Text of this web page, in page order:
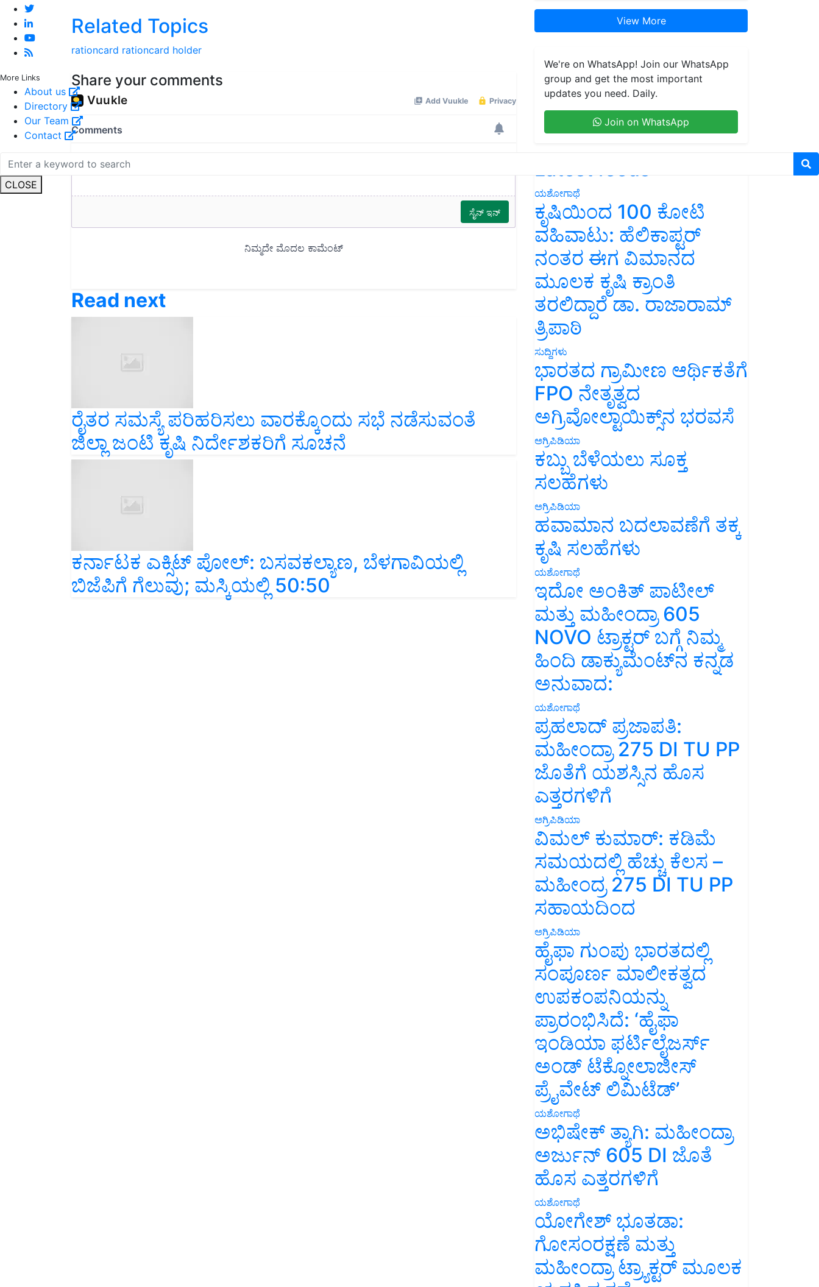
More Links
About us
Directory
Our Team
Contact
CLOSE
Related Topics
rationcard rationcard holder
Share your comments
Read next
ರೈತರ ಸಮಸ್ಯೆ ಪರಿಹರಿಸಲು ವಾರಕ್ಕೊಂದು ಸಭೆ ನಡೆಸುವಂತೆ
ಜಿಲ್ಲಾ ಜಂಟಿ ಕೃಷಿ ನಿರ್ದೇಶಕರಿಗೆ ಸೂಚನೆ
ಕರ್ನಾಟಕ ಎಕ್ಸಿಟ್‌ ಪೋಲ್‌: ಬಸವಕಲ್ಯಾಣ, ಬೆಳಗಾವಿಯಲ್ಲಿ
ಬಿಜೆಪಿಗೆ ಗೆಲುವು; ಮಸ್ಕಿಯಲ್ಲಿ 50:50
View More
We're on WhatsApp! Join our WhatsApp
group and get the most important
updates you need. Daily.
Join on WhatsApp
Latest feeds
ಯಶೋಗಾಥೆ
ಕೃಷಿಯಿಂದ 100 ಕೋಟಿ
ವಹಿವಾಟು: ಹೆಲಿಕಾಪ್ಟರ್
ನಂತರ ಈಗ ವಿಮಾನದ
ಮೂಲಕ ಕೃಷಿ ಕ್ರಾಂತಿ
ತರಲಿದ್ದಾರೆ ಡಾ. ರಾಜಾರಾಮ್
ತ್ರಿಪಾಠಿ
ಸುದ್ದಿಗಳು
ಭಾರತದ ಗ್ರಾಮೀಣ ಆರ್ಥಿಕತೆಗೆ
FPO ನೇತೃತ್ವದ
ಅಗ್ರಿವೋಲ್ಟಾಯಿಕ್ಸ್‌ನ ಭರವಸೆ
ಅಗ್ರಿಪಿಡಿಯಾ
ಕಬ್ಬು ಬೆಳೆಯಲು ಸೂಕ್ತ
ಸಲಹೆಗಳು
ಅಗ್ರಿಪಿಡಿಯಾ
ಹವಾಮಾನ ಬದಲಾವಣೆಗೆ ತಕ್ಕ
ಕೃಷಿ ಸಲಹೆಗಳು
ಯಶೋಗಾಥೆ
ಇದೋ ಅಂಕಿತ್ ಪಾಟೀಲ್
ಮತ್ತು ಮಹೀಂದ್ರಾ 605
NOVO ಟ್ರಾಕ್ಟರ್ ಬಗ್ಗೆ ನಿಮ್ಮ
ಹಿಂದಿ ಡಾಕ್ಯುಮೆಂಟ್‌ನ ಕನ್ನಡ
ಅನುವಾದ:
ಯಶೋಗಾಥೆ
ಪ್ರಹಲಾದ್ ಪ್ರಜಾಪತಿ:
ಮಹೀಂದ್ರಾ 275 DI TU PP
ಜೊತೆಗೆ ಯಶಸ್ಸಿನ ಹೊಸ
ಎತ್ತರಗಳಿಗೆ
ಅಗ್ರಿಪಿಡಿಯಾ
ವಿಮಲ್ ಕುಮಾರ್: ಕಡಿಮೆ
ಸಮಯದಲ್ಲಿ ಹೆಚ್ಚು ಕೆಲಸ –
ಮಹೀಂದ್ರ 275 DI TU PP
ಸಹಾಯದಿಂದ
ಅಗ್ರಿಪಿಡಿಯಾ
ಹೈಫಾ ಗುಂಪು ಭಾರತದಲ್ಲಿ
ಸಂಪೂರ್ಣ ಮಾಲೀಕತ್ವದ
ಉಪಕಂಪನಿಯನ್ನು
ಪ್ರಾರಂಭಿಸಿದೆ: ‘ಹೈಫಾ
ಇಂಡಿಯಾ ಫರ್ಟಿಲೈಜರ್ಸ್
ಅಂಡ್ ಟೆಕ್ನೋಲಾಜೀಸ್
ಪ್ರೈವೇಟ್ ಲಿಮಿಟೆಡ್’
ಯಶೋಗಾಥೆ
ಅಭಿಷೇಕ್ ತ್ಯಾಗಿ: ಮಹೀಂದ್ರಾ
ಅರ್ಜುನ್ 605 DI ಜೊತೆ
ಹೊಸ ಎತ್ತರಗಳಿಗೆ
ಯಶೋಗಾಥೆ
ಯೋಗೇಶ್ ಭೂತಡಾ:
ಗೋಸಂರಕ್ಷಣೆ ಮತ್ತು
ಮಹೀಂದ್ರಾ ಟ್ರ್ಯಾಕ್ಟರ್ ಮೂಲಕ